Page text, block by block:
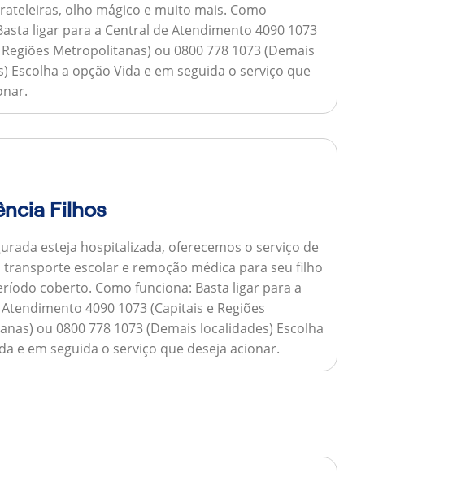
olho mágico e muito mais. Como
ligar para a Central de Atendimento 4090 1073
Metropolitanas) ou 0800 778 1073 (Demais
Escolha a opção Vida e em seguida o serviço que
Filhos
esteja hospitalizada, oferecemos o serviço de
escolar e remoção médica para seu filho
coberto. Como funciona: Basta ligar para a
4090 1073 (Capitais e Regiões
ou 0800 778 1073 (Demais localidades) Escolha
e em seguida o serviço que deseja acionar.